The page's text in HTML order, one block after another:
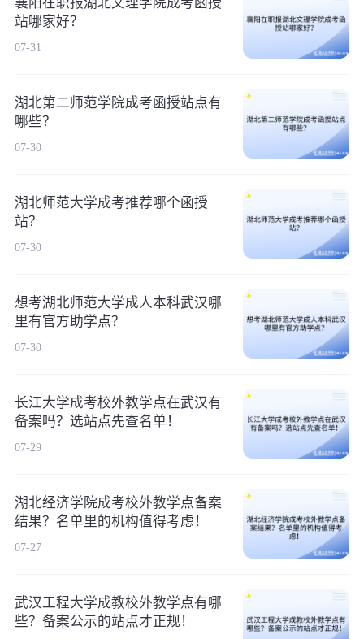
站哪家好？
07-31
湖北第二师范学院成考函授站点有
哪些？
07-30
湖北师范大学成考推荐哪个函授
站？
07-30
想考湖北师范大学成人本科武汉哪
里有官方助学点？
07-30
长江大学成考校外教学点在武汉有
备案吗？选站点先查名单！
07-29
湖北经济学院成考校外教学点备案
结果？名单里的机构值得考虑！
07-27
武汉工程大学成教校外教学点有哪
些？备案公示的站点才正规！